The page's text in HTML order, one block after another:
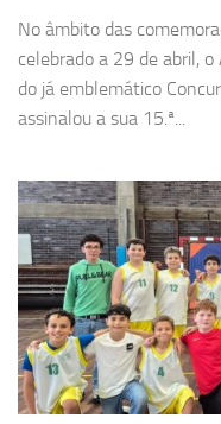
No âmbito das
celebrado a 29 de abril,
do já emblemático
assinalou a sua 15.ª...